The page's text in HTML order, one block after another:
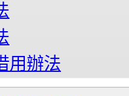
用辦法